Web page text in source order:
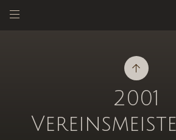
2001